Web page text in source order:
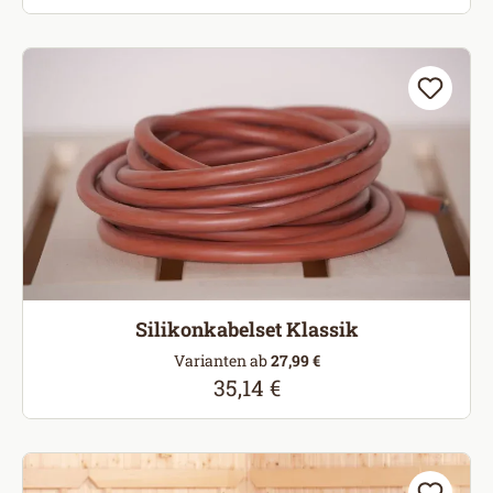
Silikonkabelset Klassik
Varianten ab27,99 €
Regulärer Preis:
35,14 €